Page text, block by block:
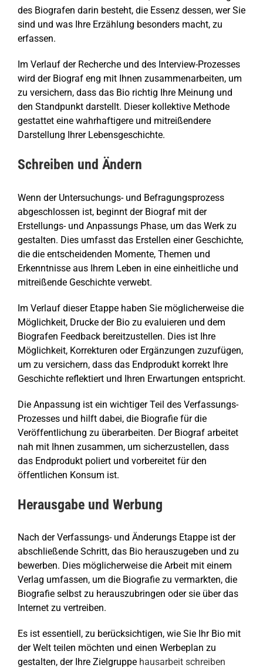
des Biografen darin besteht, die Essenz dessen, wer Sie
sind und was Ihre Erzählung besonders macht, zu
erfassen.
Im Verlauf der Recherche und des Interview-Prozesses
wird der Biograf eng mit Ihnen zusammenarbeiten, um
zu versichern, dass das Bio richtig Ihre Meinung und
den Standpunkt darstellt. Dieser kollektive Methode
gestattet eine wahrhaftigere und mitreißendere
Darstellung Ihrer Lebensgeschichte.
Schreiben und Ändern
Wenn der Untersuchungs- und Befragungsprozess
abgeschlossen ist, beginnt der Biograf mit der
Erstellungs- und Anpassungs Phase, um das Werk zu
gestalten. Dies umfasst das Erstellen einer Geschichte,
die die entscheidenden Momente, Themen und
Erkenntnisse aus Ihrem Leben in eine einheitliche und
mitreißende Geschichte verwebt.
Im Verlauf dieser Etappe haben Sie möglicherweise die
Möglichkeit, Drucke der Bio zu evaluieren und dem
Biografen Feedback bereitzustellen. Dies ist Ihre
Möglichkeit, Korrekturen oder Ergänzungen zuzufügen,
um zu versichern, dass das Endprodukt korrekt Ihre
Geschichte reflektiert und Ihren Erwartungen entspricht.
Die Anpassung ist ein wichtiger Teil des Verfassungs-
Prozesses und hilft dabei, die Biografie für die
Veröffentlichung zu überarbeiten. Der Biograf arbeitet
nah mit Ihnen zusammen, um sicherzustellen, dass
das Endprodukt poliert und vorbereitet für den
öffentlichen Konsum ist.
Herausgabe und Werbung
Nach der Verfassungs- und Änderungs Etappe ist der
abschließende Schritt, das Bio herauszugeben und zu
bewerben. Dies möglicherweise die Arbeit mit einem
Verlag umfassen, um die Biografie zu vermarkten, die
Biografie selbst zu herauszubringen oder sie über das
Internet zu vertreiben.
Es ist essentiell, zu berücksichtigen, wie Sie Ihr Bio mit
der Welt teilen möchten und einen Werbeplan zu
gestalten, der Ihre Zielgruppe hausarbeit schreiben